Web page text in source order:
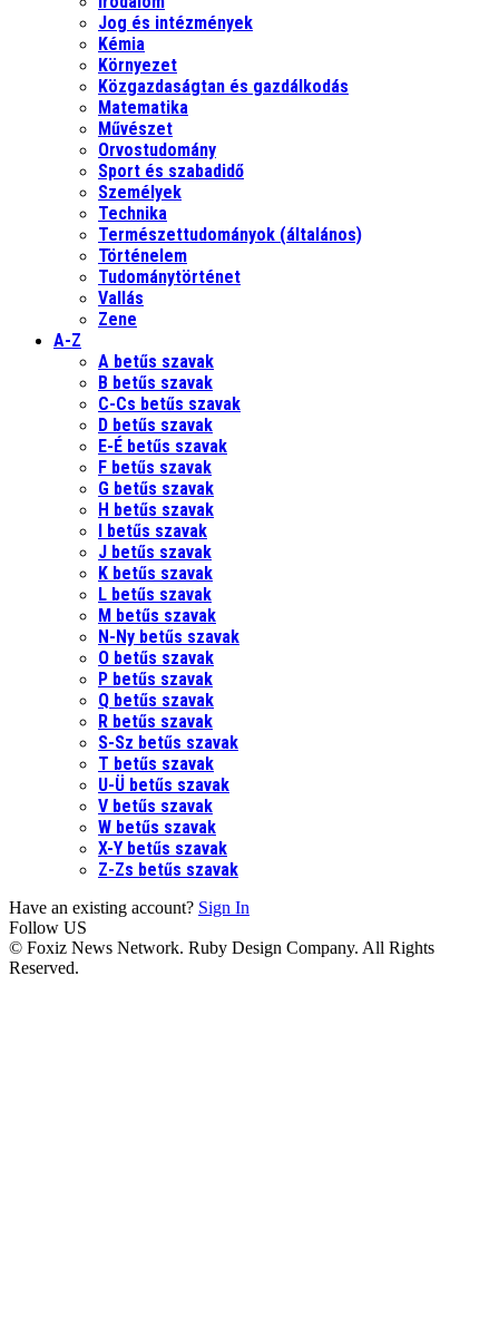
Jog és intézmények
Kémia
Környezet
Közgazdaságtan és gazdálkodás
Matematika
Művészet
Orvostudomány
Sport és szabadidő
Személyek
Technika
Természettudományok (általános)
Történelem
Tudománytörténet
Vallás
Zene
A-Z
A betűs szavak
B betűs szavak
C-Cs betűs szavak
D betűs szavak
E-É betűs szavak
F betűs szavak
G betűs szavak
H betűs szavak
I betűs szavak
J betűs szavak
K betűs szavak
L betűs szavak
M betűs szavak
N-Ny betűs szavak
O betűs szavak
P betűs szavak
Q betűs szavak
R betűs szavak
S-Sz betűs szavak
T betűs szavak
U-Ü betűs szavak
V betűs szavak
W betűs szavak
X-Y betűs szavak
Z-Zs betűs szavak
Have an existing account? Sign In
Follow US
© Foxiz News Network. Ruby Design Company. All Rights
Reserved.